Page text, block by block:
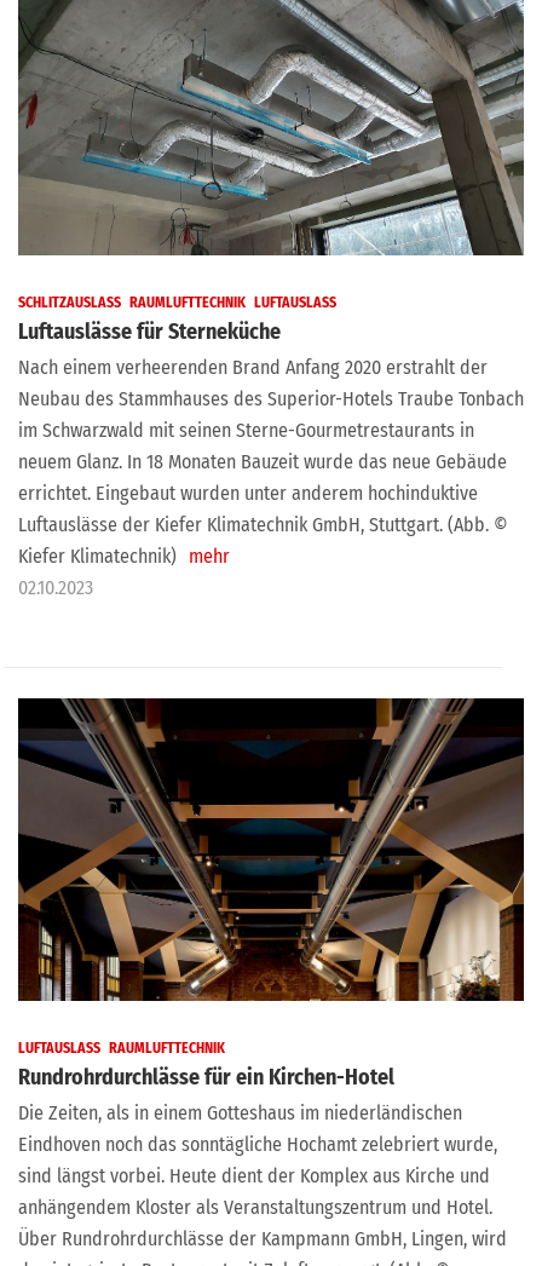
SCHLITZAUSLASS RAUMLUFTTECHNIK LUFTAUSLASS
Luftauslässe für Sterneküche
Nach einem verheerenden Brand Anfang 2020 erstrahlt der
Neubau des Stammhauses des Superior-Hotels Traube Tonbach
im Schwarzwald mit seinen Sterne-Gourmetrestaurants in
neuem Glanz. In 18 Monaten Bauzeit wurde das neue Gebäude
errichtet. Eingebaut wurden unter anderem hochinduktive
Luftauslässe der Kiefer Klimatechnik GmbH, Stuttgart. (Abb. ©
Kiefer Klimatechnik) mehr
02.10.2023
LUFTAUSLASS RAUMLUFTTECHNIK
Rundrohrdurchlässe für ein Kirchen-Hotel
Die Zeiten, als in einem Gotteshaus im niederländischen
Eindhoven noch das sonntägliche Hochamt zelebriert wurde,
sind längst vorbei. Heute dient der Komplex aus Kirche und
anhängendem Kloster als Veranstaltungszentrum und Hotel.
Über Rundrohrdurchlässe der Kampmann GmbH, Lingen, wird